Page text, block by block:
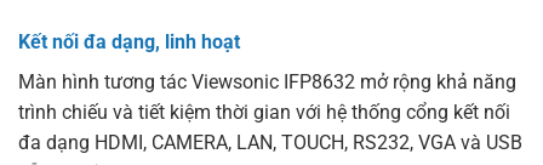
Kết nối đa dạng, linh hoạt
Màn hình tương tác Viewsonic IFP8632 mở rộng khả năng
trình chiếu và tiết kiệm thời gian với hệ thống cổng kết nối
đa dạng HDMI, CAMERA, LAN, TOUCH, RS232, VGA và USB